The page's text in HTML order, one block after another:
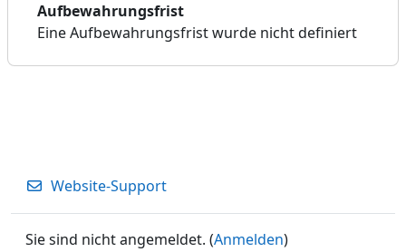
Aufbewahrungsfrist
Eine Aufbewahrungsfrist wurde nicht definiert
Website-Support
Sie sind nicht angemeldet. (Anmelden)